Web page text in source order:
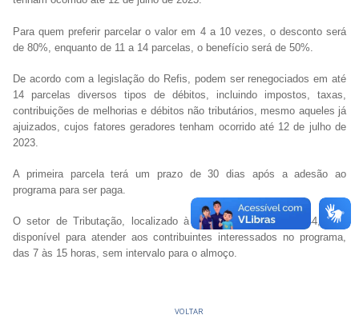
Para quem preferir parcelar o valor em 4 a 10 vezes, o desconto será
de 80%, enquanto de 11 a 14 parcelas, o benefício será de 50%.
De acordo com a legislação do Refis, podem ser renegociados em até
14 parcelas diversos tipos de débitos, incluindo impostos, taxas,
contribuições de melhorias e débitos não tributários, mesmo aqueles já
ajuizados, cujos fatores geradores tenham ocorrido até 12 de julho de
2023.
A primeira parcela terá um prazo de 30 dias após a adesão ao
programa para ser paga.
O setor de Tributação, localizado à Rua Santa Catarina, 244, está
disponível para atender aos contribuintes interessados no programa,
das 7 às 15 horas, sem intervalo para o almoço.
VOLTAR